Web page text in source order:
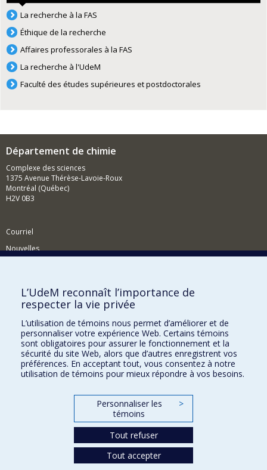
La recherche à la FAS
Éthique de la recherche
Affaires professorales à la FAS
La recherche à l'UdeM
Faculté des études supérieures et postdoctorales
Département de chimie
Complexe des sciences
1375 Avenue Thérèse-Lavoie-Roux
Montréal (Québec)
H2V 0B3
Courriel
Nouvelles
Comment soutenir le Département?
BESOIN D'AIDE?
Plan du site
Signaler une erreur
Accessibilité
FACULTÉ DES ARTS ET DES SCIENCES
Nos départements et écoles
L’UdeM reconnaît l’importance de
respecter la vie privée
L’utilisation de témoins nous permet d’améliorer et de
personnaliser votre expérience Web. Certains témoins
sont obligatoires pour assurer le fonctionnement et la
sécurité du site Web, alors que d’autres enregistrent vos
préférences. En acceptant tout, vous consentez à notre
utilisation de témoins pour mieux répondre à vos besoins.
Personnaliser les
témoins
>
Tout refuser
Tout accepter